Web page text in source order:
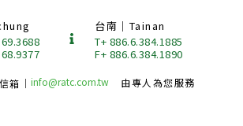
台南｜Tainan
T+ 886.6.384.1885
F+ 886.6.384.1890
箱｜ info@ratc.com.tw 由專人為您服務